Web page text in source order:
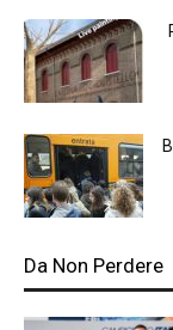
Da Non Perdere